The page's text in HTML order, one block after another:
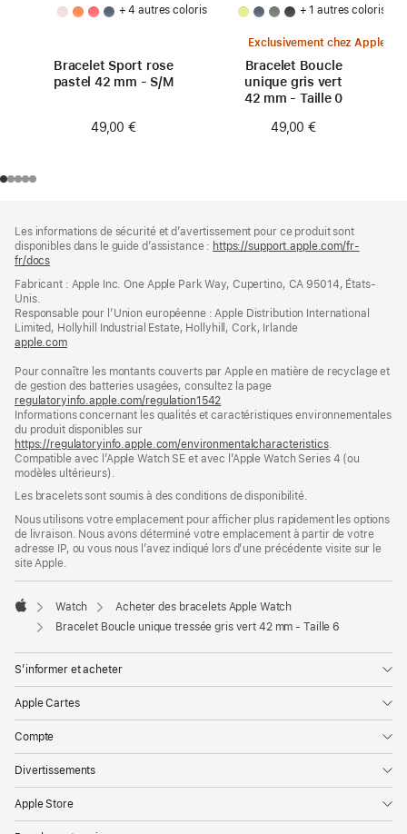
+ 4 autres coloris
Bracelet Sport rose
pastel 42 mm - S/M
49,00 €
+ 1 autres coloris
Exclusivement chez Apple
Bracelet Boucle
unique gris vert
42 mm - Taille 0
49,00 €
de
page
de
bas
page
Les informations de sécurité et d’avertissement pour ce produit sont
disponibles dans le guide d’assistance : https://support.apple.com/fr-
fr/docs
une
fenêtre)
Fabricant : Apple Inc. One Apple Park Way, Cupertino, CA 95014, États-
Unis.
Responsable pour l’Union européenne : Apple Distribution International
Limited, Hollyhill Industrial Estate, Hollyhill, Cork, Irlande
apple.com(s’ouvre
une
nouvelle
fenêtre)
Pour connaître les montants couverts par Apple en matière de recyclage et
de gestion des batteries usagées, consultez la page
regulatoryinfo.apple.com/regulation1542
dans
nouvelle
fenêtre)
Informations concernant les qualités et caractéristiques environnementales
du produit disponibles sur
https://regulatoryinfo.apple.com/environmentalcharacteristics.
Compatible avec l’Apple Watch SE et avec l’Apple Watch Series 4 (ou
modèles ultérieurs).
Les bracelets sont soumis à des conditions de disponibilité.
Nous utilisons votre emplacement pour afficher plus rapidement les options
de livraison. Nous avons déterminé votre emplacement à partir de votre
adresse IP, ou vous nous l’avez indiqué lors d’une précédente visite sur le
site Apple.
Apple
Watch
Acheter des bracelets Apple Watch
Bracelet Boucle unique tressée gris vert 42 mm - Taille 6
S’informer et acheter
Apple Cartes
Compte
Divertissements
Apple Store